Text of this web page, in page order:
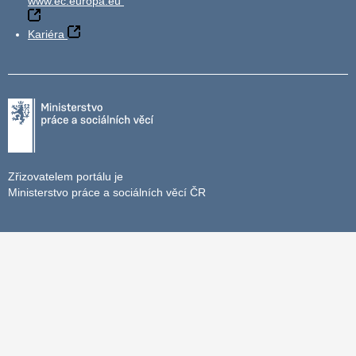
Kariéra
Zřizovatelem portálu je
Ministerstvo práce a sociálních věcí ČR